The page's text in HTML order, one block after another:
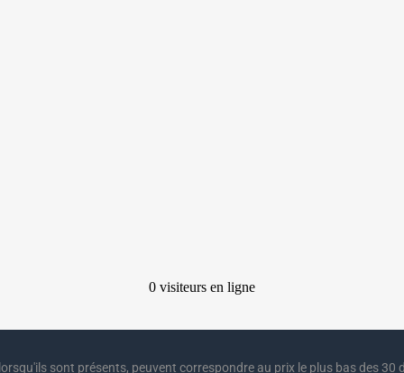
sont présents, peuvent correspondre au prix le plus bas des 30